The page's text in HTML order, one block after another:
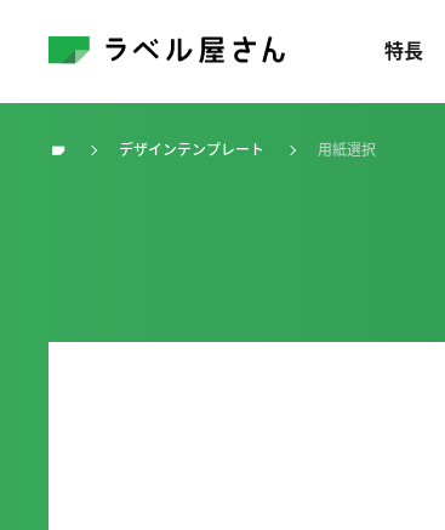
特長
トップ デザインテンプレート 用紙選択